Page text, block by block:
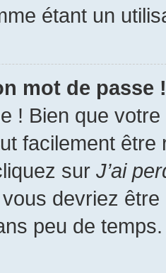
étant un
mot de passe !
! Bien que
facilement
sur J’ai
devriez
peu de temps.